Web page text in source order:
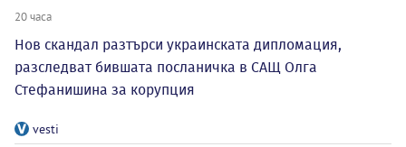
20 часа
Нов скандал разтърси украинската дипломация,
разследват бившата посланичка в САЩ Олга
Стефанишина за корупция
vesti